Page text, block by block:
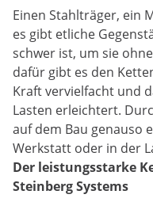
Einen Stahlträger, ein
es gibt etliche
schwer ist, um sie
dafür gibt es den
Kraft vervielfacht und
Lasten erleichtert.
auf dem Bau genauso
Werkstatt oder in der
Der leistungsstarke
Steinberg Systems